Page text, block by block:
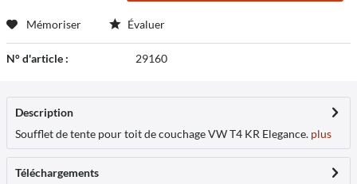
Mémoriser Évaluer
N° d'article : 29160
Description
Soufflet de tente pour toit de couchage VW T4 KR Elegance. plus
Téléchargements